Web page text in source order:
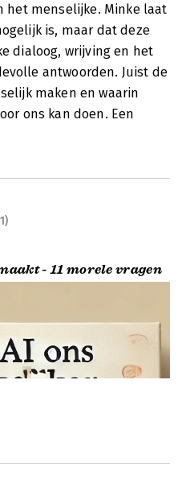
het menselijke. Minke laat
is, maar dat deze
dialoog, wrijving en het
antwoorden. Juist de
maken en waarin
ons kan doen. Een
- 11 morele vragen